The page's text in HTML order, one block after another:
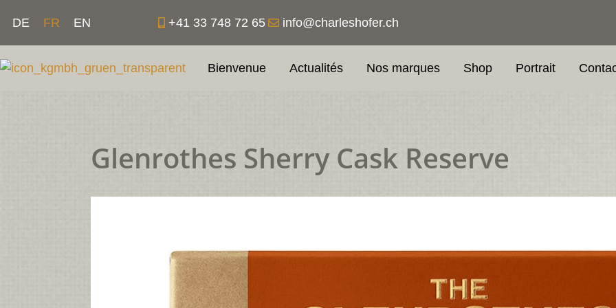
contenu
DE FR EN +41 33 748 72 65 info@charleshofer.ch
Bienvenue Actualités Nos marques Shop Portrait
Glenrothes Sherry Cask Reserve